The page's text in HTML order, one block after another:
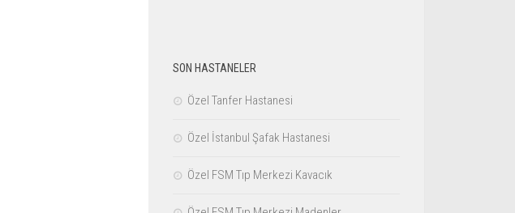
SON HASTANELER
Özel Tanfer Hastanesi
Özel İstanbul Şafak Hastanesi
Özel FSM Tıp Merkezi Kavacık